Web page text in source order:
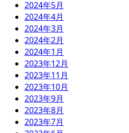
2024年5月
2024年4月
2024年3月
2024年2月
2024年1月
2023年12月
2023年11月
2023年10月
2023年9月
2023年8月
2023年7月